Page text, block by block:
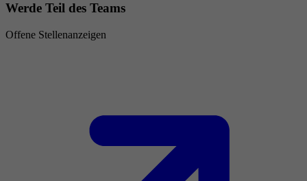
Werde Teil des Teams
Offene Stellenanzeigen